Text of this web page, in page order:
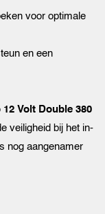
voor optimale
en een
Volt Double 380
veiligheid bij het in-
nog aangenamer